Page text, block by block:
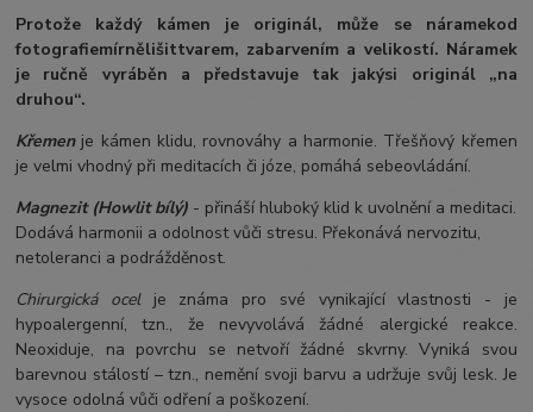
Protože každý kámen je originál, může se náramekod
fotografiemírnělišittvarem, zabarvením a velikostí. Náramek
je ručně vyráběn a představuje tak jakýsi originál „na
druhou“.
Křemenje kámen klidu, rovnováhy a harmonie. Třešňový křemen
je velmi vhodný při meditacích či józe, pomáhá sebeovládání.
Magnezit (Howlit bílý) - přináší hluboký klid k uvolnění a meditaci.
Dodává harmonii a odolnost vůči stresu. Překonává nervozitu,
netoleranci a podrážděnost.
Chirurgická ocelje známa pro své vynikající vlastnosti - je
hypoalergenní, tzn., že nevyvolává žádné alergické reakce.
Neoxiduje, na povrchu se netvoří žádné skvrny. Vyniká svou
barevnou stálostí – tzn., nemění svoji barvu a udržuje svůj lesk. Je
vysoce odolná vůči odření a poškození.